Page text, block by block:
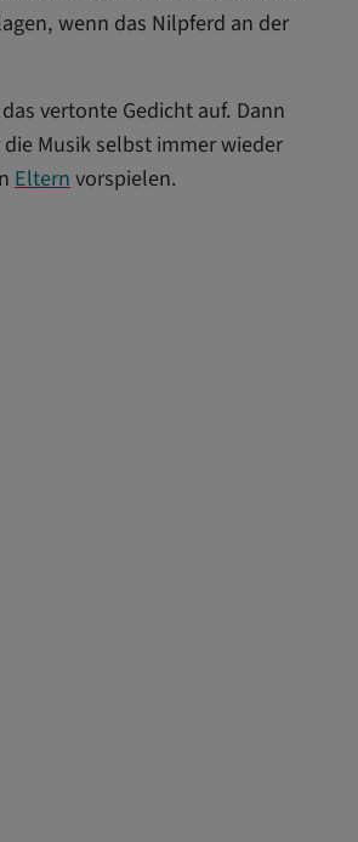
wenn das Nilpferd an der
vertonte Gedicht auf. Dann
Musik selbst immer wieder
Elternvorspielen.